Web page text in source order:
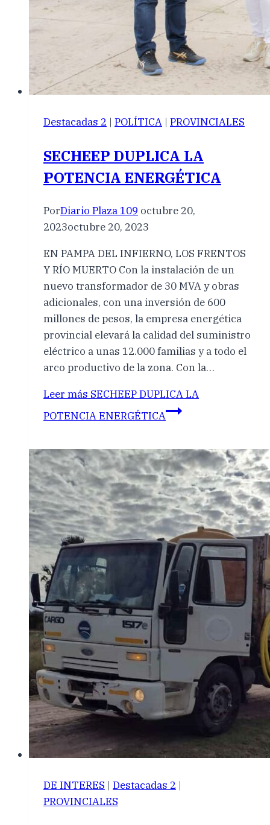
Destacadas 2 | POLÍTICA | PROVINCIALES
SECHEEP DUPLICA LA
POTENCIA ENERGÉTICA
PorDiario Plaza 109 octubre 20,
2023octubre 20, 2023
EN PAMPA DEL INFIERNO, LOS FRENTOS
Y RÍO MUERTO Con la instalación de un
nuevo transformador de 30 MVA y obras
adicionales, con una inversión de 600
millones de pesos, la empresa energética
provincial elevará la calidad del suministro
eléctrico a unas 12.000 familias y a todo el
arco productivo de la zona. Con la…
Leer más SECHEEP DUPLICA LA
POTENCIA ENERGÉTICA
DE INTERES | Destacadas 2 |
PROVINCIALES